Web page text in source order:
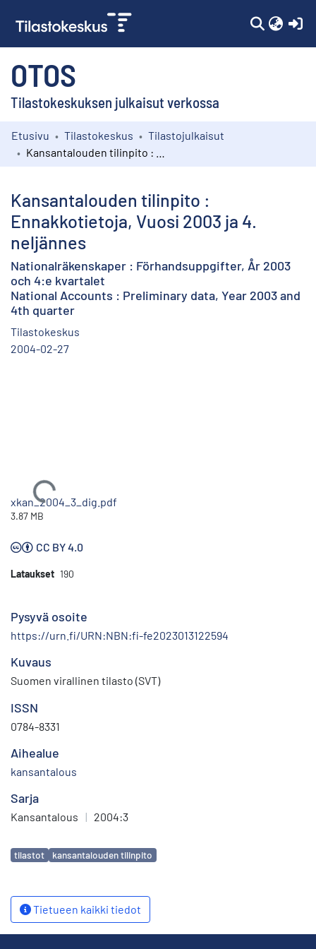
OTOS
Tilastokeskuksen julkaisut verkossa
Kokoelmat
Etusivu Tilastokeskus
Tilastojulkaisut
Kansantalouden tilinpito :
Ennakkotietoja, Vuosi 2003 ja 4.
neljännes
Nationalräkenskaper : Förhandsuppgifter, År 2003
och 4:e kvartalet
National Accounts : Preliminary data, Year 2003 and
4th quarter
Tilastokeskus
2004-02-27
Ladataan...
xkan_2004_3_dig.pdf
3.87 MB
CC BY 4.0
Lataukset 190
Pysyvä osoite
https://urn.fi/URN:NBN:fi-fe2023013122594
Kuvaus
Suomen virallinen tilasto (SVT)
ISSN
0784-8331
Aihealue
kansantalous
Sarja
Kansantalous | 2004:3
Avainsanat
tilastot kansantalouden tilinpito
Tietueen kaikki tiedot